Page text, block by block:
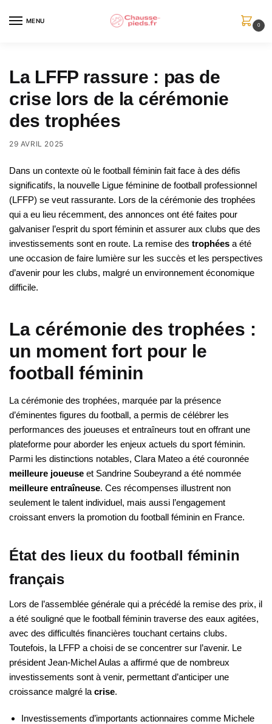
MENU
0
La LFFP rassure : pas de
crise lors de la cérémonie
des trophées
29 AVRIL 2025
Dans un contexte où le football féminin fait face à des défis
significatifs, la nouvelle Ligue féminine de football professionnel
(LFFP) se veut rassurante. Lors de la cérémonie des trophées
qui a eu lieu récemment, des annonces ont été faites pour
galvaniser l’esprit du sport féminin et assurer aux clubs que des
investissements sont en route. La remise des trophées a été
une occasion de faire lumière sur les succès et les perspectives
d’avenir pour les clubs, malgré un environnement économique
difficile.
La cérémonie des trophées :
un moment fort pour le
football féminin
La cérémonie des trophées, marquée par la présence
d’éminentes figures du football, a permis de célébrer les
performances des joueuses et entraîneurs tout en offrant une
plateforme pour aborder les enjeux actuels du sport féminin.
Parmi les distinctions notables, Clara Mateo a été couronnée
meilleure joueuse et Sandrine Soubeyrand a été nommée
meilleure entraîneuse. Ces récompenses illustrent non
seulement le talent individuel, mais aussi l’engagement
croissant envers la promotion du football féminin en France.
État des lieux du football féminin
français
Lors de l’assemblée générale qui a précédé la remise des prix, il
a été souligné que le football féminin traverse des eaux agitées,
avec des difficultés financières touchant certains clubs.
Toutefois, la LFFP a choisi de se concentrer sur l’avenir. Le
président Jean-Michel Aulas a affirmé que de nombreux
investissements sont à venir, permettant d’anticiper une
croissance malgré lacrise.
Investissements d’importants actionnaires comme Michele